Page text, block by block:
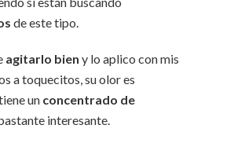
de este tipo.
agitarlo bien y lo aplico con mis
a toquecitos, su olor es
un concentrado de
interesante.